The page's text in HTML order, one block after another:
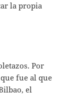
la propia
Por
fue al que
el